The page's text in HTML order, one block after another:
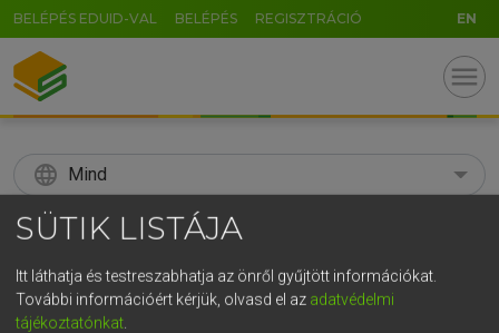
BELÉPÉS EDUID-VAL BELÉPÉS REGISZTRÁCIÓ EN
menu
language Mind
search
KERESÉS
SÜTIK LISTÁJA
Itt láthatja és testreszabhatja az önről gyűjtött információkat.
További információért kérjük, olvasd el az adatvédelmi
tájékoztatónkat
GR
5 6 7 8 9 ö ü ó